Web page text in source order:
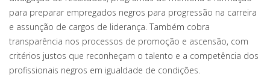
para preparar empregados negros para progressão na carreira
e assunção de cargos de liderança. Também cobra
transparência nos processos de promoção e ascensão, com
critérios justos que reconheçam o talento e a competência dos
profissionais negros em igualdade de condições.